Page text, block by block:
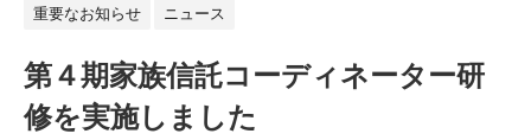
重要なお知らせ
ニュース
第４期家族信託コーディネーター研
修を実施しました